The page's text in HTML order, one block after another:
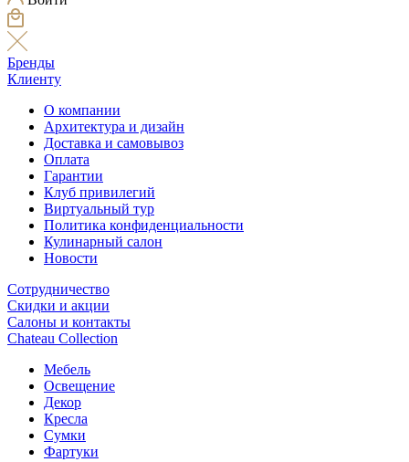
Бренды
Клиенту
О компании
Архитектура и дизайн
Доставка и самовывоз
Оплата
Гарантии
Клуб привилегий
Виртуальный тур
Политика конфиденциальности
Кулинарный салон
Новости
Сотрудничество
Скидки и акции
Салоны и контакты
Chateau Collection
Мебель
Освещение
Декор
Кресла
Сумки
Фартуки